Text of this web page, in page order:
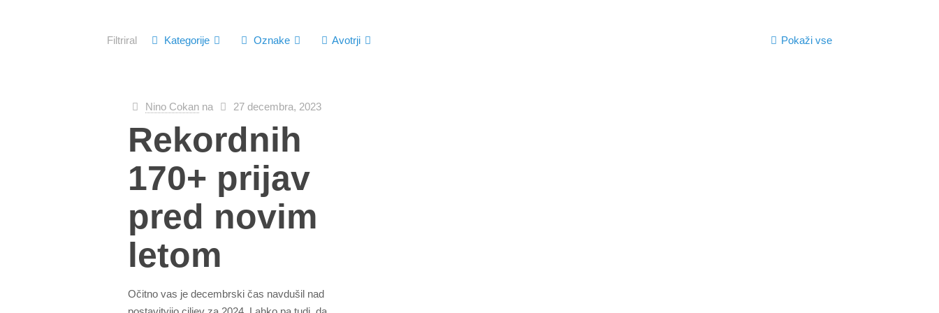
Filtriral Kategorije Oznake Avotrji Pokaži vse
Nino Cokan na 27 decembra, 2023
Rekordnih
170+ prijav
pred novim
letom
Očitno vas je decembrski čas navdušil nad